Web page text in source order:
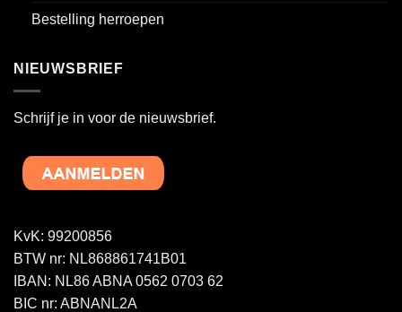
Bestelling herroepen
NIEUWSBRIEF
Schrijf je in voor de nieuwsbrief.
KvK: 99200856
BTW nr: NL868861741B01
IBAN: NL86 ABNA 0562 0703 62
BIC nr: ABNANL2A